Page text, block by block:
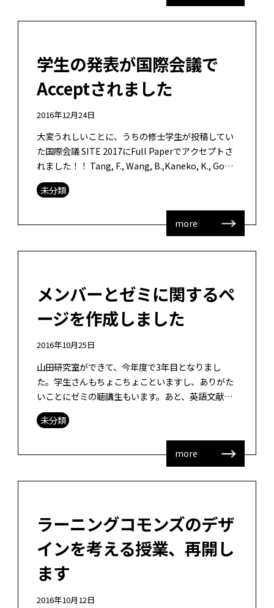
学生の発表が国際会議で
Acceptされました
2016年12月24日
大変うれしいことに、うちの修士学生が投稿してい
た国際会議 SITE 2017にFull Paperでアクセプトさ
れました！！ Tang, F., Wang, B.,Kaneko, K., Goda,
Y., Okada, […]
未分類
more
メンバーとゼミに関するペ
ージを作成しました
2016年10月25日
山田研究室ができて、今年度で3年目となりまし
た。学生さんもちょこちょこといますし、ありがた
いことにゼミの聴講生もいます。あと、英語文献ゼ
ミについては、他の研究室からの学生もいて、非常
に積極的な議論がなされています。 なの […]
未分類
more
ラーニングコモンズのデザ
インを考える授業、再開し
ます
2016年10月12日